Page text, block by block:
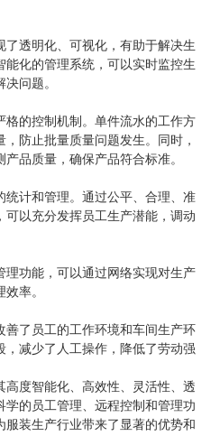
了透明化、可视化，有助于解决生
能化的管理系统，可以实时监控生
问题。
格的控制机制。单件流水的工作方
防止批量质量问题发生。同时，
品质量，确保产品符合标准。
统计和管理。通过公平、合理、准
以充分发挥员工生产潜能，调动
理功能，可以通过网络实现对生产
率。
善了员工的工作环境和车间生产环
减少了人工操作，降低了劳动强
度智能化、高效性、灵活性、透
学的员工管理、远程控制和管理功
装生产行业带来了显著的优势和